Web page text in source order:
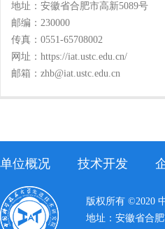
地址：安徽省合肥市高新5089号
邮编：230000
传真：0551-65708002
网址：https://iat.ustc.edu.cn/
邮箱：zhb@iat.ustc.edu.cn
单位概况 技术开发
版权所有 ©2020
地址：安徽省合